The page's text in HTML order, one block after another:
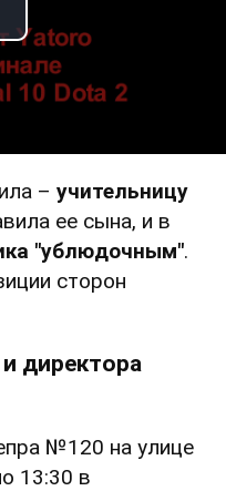
Video
– учительницу
ее сына, и в
"ублюдочным".
сторон
директора
№120 на улице
13:30 в